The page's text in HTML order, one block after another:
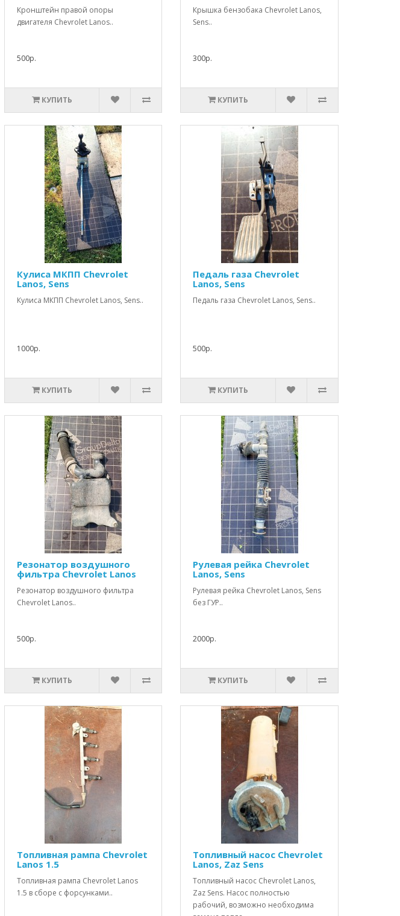
Кронштейн правой опоры
двигателя Chevrolet Lanos..
500р.
КУПИТЬ
Крышка бензобака Chevrolet Lanos,
Sens..
300р.
КУПИТЬ
Кулиса МКПП Chevrolet
Lanos, Sens
Кулиса МКПП Chevrolet Lanos, Sens..
1000р.
КУПИТЬ
Педаль газа Chevrolet
Lanos, Sens
Педаль газа Chevrolet Lanos, Sens..
500р.
КУПИТЬ
Резонатор воздушного
фильтра Chevrolet Lanos
Резонатор воздушного фильтра
Chevrolet Lanos..
500р.
КУПИТЬ
Рулевая рейка Chevrolet
Lanos, Sens
Рулевая рейка Chevrolet Lanos, Sens
без ГУР..
2000р.
КУПИТЬ
Топливная рампа Chevrolet
Lanos 1.5
Топливная рампа Chevrolet Lanos
1.5 в сборе с форсунками..
Топливный насос Chevrolet
Lanos, Zaz Sens
Топливный насос Chevrolet Lanos,
Zaz Sens. Насос полностью
рабочий, возможно необходима